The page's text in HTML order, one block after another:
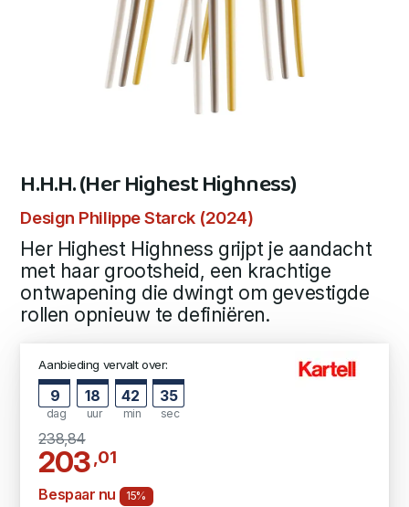
H.H.H. (Her Highest Highness)
Design Philippe Starck (2024)
Her Highest Highness grijpt je aandacht
met haar grootsheid, een krachtige
ontwapening die dwingt om gevestigde
rollen opnieuw te definiëren.
Aanbieding vervalt over:
9
dag
18
uur
42
min
34
sec
238,84
203,01
Bespaar nu 15%